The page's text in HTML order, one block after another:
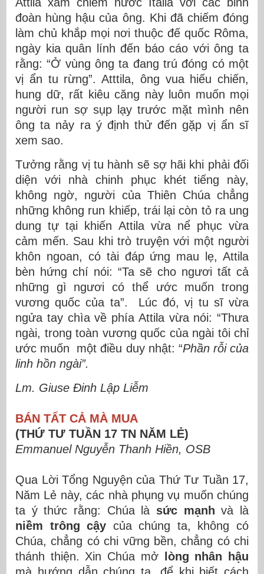
đoàn hùng hậu của ông. Khi đã chiếm đóng
làm chủ khắp mọi nơi thuộc đế quốc Rôma,
ngày kia quân lính đến báo cáo với ông ta
rằng: “Ở vùng ông ta đang trú đóng có một
vị ẩn tu rừng”. Atttila, ông vua hiếu chiến,
hung dữ, rất kiêu căng này luôn muốn mọi
người run sợ sụp lạy trước mặt mình nên
ông ta nảy ra ý định thử đến gặp vị ẩn sĩ
xem sao.
Tưởng rằng vị tu hành sẽ sợ hãi khi phải đối
diện với nhà chinh phục khét tiếng này,
không ngờ, người của Thiên Chúa chẳng
những không run khiếp, trái lại còn tỏ ra ung
dung tự tại khiến Attila vừa nể phục vừa
cảm mến. Sau khi trò truyện với một người
khôn ngoan, có tài đáp ứng mau lẹ, Attila
bèn hứng chí nói: “Ta sẽ cho ngươi tất cả
những gì ngươi có thể ước muốn trong
vương quốc của ta”. Lúc đó, vị tu sĩ vừa
ngửa tay chìa về phía Attila vừa nói: “Thưa
ngài, trong toàn vương quốc của ngài tôi chỉ
ước muốn một điều duy nhật: “Phần rỗi của
linh hồn ngài”.
Lm. Giuse Đinh Lập Liễm
BÁN TẤT CẢ MÀ MUA
(THỨ TƯ TUẦN 17 TN NĂM LẺ)
Emmanuel Nguyễn Thanh Hiền, OSB
Qua Lời Tổng Nguyện của Thứ Tư Tuần 17,
Năm Lẻ này, các nhà phụng vụ muốn chúng
ta ý thức rằng: Chúa là sức mạnh và là
niềm trông cậy của chúng ta, không có
Chúa, chẳng có chi vững bền, chẳng có chi
thánh thiện. Xin Chúa mở
lòng nhân hậu